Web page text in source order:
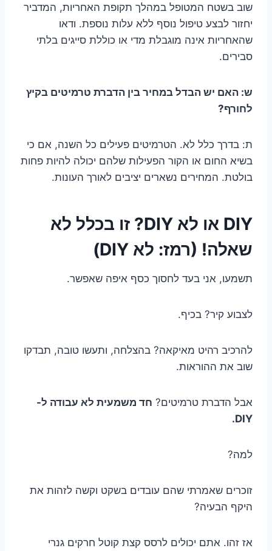
שוב בשטח המטופל במהלך תקופת האחריות, המדביר
יחזור לבצע טיפול נוסף ללא עלות נוספת. ודאו
שהאחריות אינה מוגבלת מדי או כוללת סייגים בלתי
סבירים.
ש: האם יש הבדל במחיר בין הדברת טרמיטים בקיץ
לחורף?
ת: בדרך כלל לא. הטרמיטים פעילים כל השנה, אם כי
בשיא החום או הקור הפעילות שלהם יכולה להיות פחות
בולטת. המחירים נשארים יציבים לאורך העונות.
DIY או לא DIY? זו בכלל לא
שאלה! (רמז: לא DIY)
תשמעו, אני בעד לחסוך כסף איפה שאפשר.
לצבוע קיר? בכיף.
להרכיב רהיט מאיקאה? בהצלחה, ותעשו טובה, תבדקו
שוב את ההוראות.
אבל הדברת טרמיטים? חד משמעית לא עבודה ל-
DIY.
למה?
זוכרים שאמרתי שהם עובדים בשקט וקשה לזהות את
היקף הבעיה?
אז זהו. אתם יכולים לרסס קצת קוטל חרקים גנרי